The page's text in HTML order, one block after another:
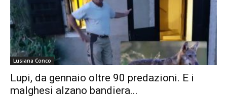
Lusiana Conco
Lupi, da gennaio oltre 90 predazioni. E i
malghesi alzano bandiera...